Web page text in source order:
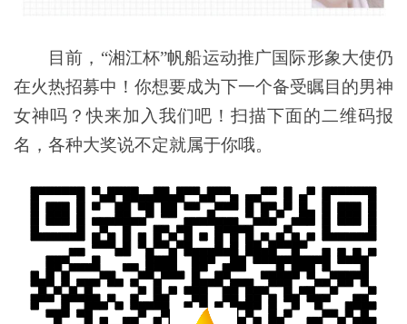
目前，“湘江杯”帆船运动推广国际形象大使仍
在火热招募中！你想要成为下一个备受瞩目的男神
女神吗？快来加入我们吧！扫描下面的二维码报
名，各种大奖说不定就属于你哦。